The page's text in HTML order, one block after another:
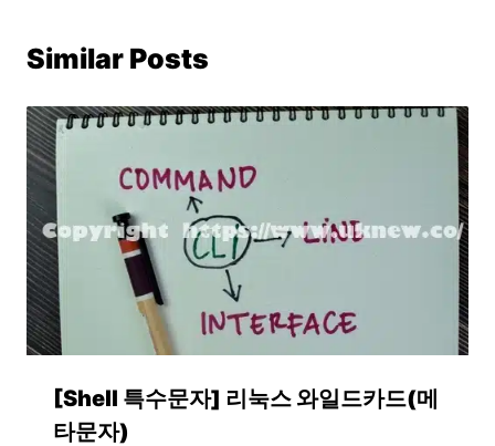
Similar Posts
[Shell 특수문자] 리눅스 와일드카드(메
타문자)